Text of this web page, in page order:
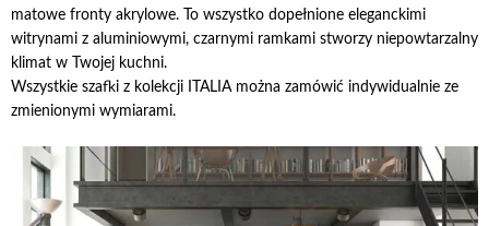
matowe fronty akrylowe. To wszystko dopełnione eleganckimi
witrynami z aluminiowymi, czarnymi ramkami stworzy niepowtarzalny
klimat w Twojej kuchni.
Wszystkie szafki z kolekcji ITALIA można zamówić indywidualnie ze
zmienionymi wymiarami.